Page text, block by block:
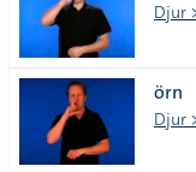
Djur
örn
Djur